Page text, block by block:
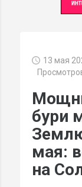
13 мая
бури
мая:
на